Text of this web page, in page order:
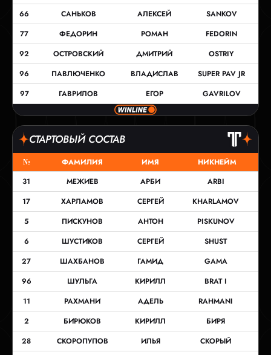
66
САНЬКОВ АЛЕКСЕЙ
SANKOV
77
ФЕДОРИН РОМАН
FEDORIN
92
ОСТРОВСКИЙ ДМИТРИЙ
OSTRIY
96
ПАВЛЮЧЕНКО ВЛАДИСЛАВ
SUPER PAV JR
97
ГАВРИЛОВ ЕГОР GAVRILOV
СТАРТОВЫЙ СОСТАВ
№ ФАМИЛИЯ ИМЯ
НИКНЕЙМ
31
МЕЖИЕВ АРБИ
ARBI
17
ХАРЛАМОВ СЕРГЕЙ
KHARLAMOV
5
ПИСКУНОВ АНТОН
PISKUNOV
6
ШУСТИКОВ СЕРГЕЙ
SHUST
27
ШАХБАНОВ ГАМИД
GAMA
96
ШУЛЬГА КИРИЛЛ
BRAT I
11
РАХМАНИ АДЕЛЬ
RAHMANI
2
БИРЮКОВ КИРИЛЛ
БИРЯ
28
СКОРОПУПОВ ИЛЬЯ
СКОРЫЙ